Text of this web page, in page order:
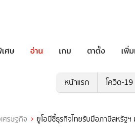
ศษ อ่าน เกม ตาตั้ง เพิ่
หน้าแรก โควิด-19
ศรษฐกิจ ยูโอบีชี้ธุรกิจไทยรับมือภาษีสหรัฐ